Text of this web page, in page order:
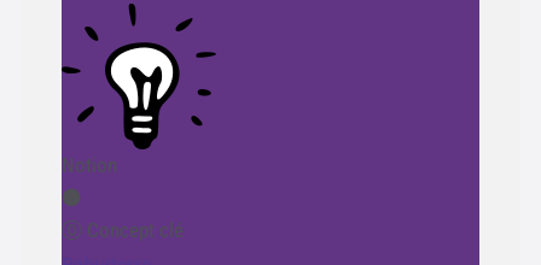
Notion
⚫️
⓪ Concept clé